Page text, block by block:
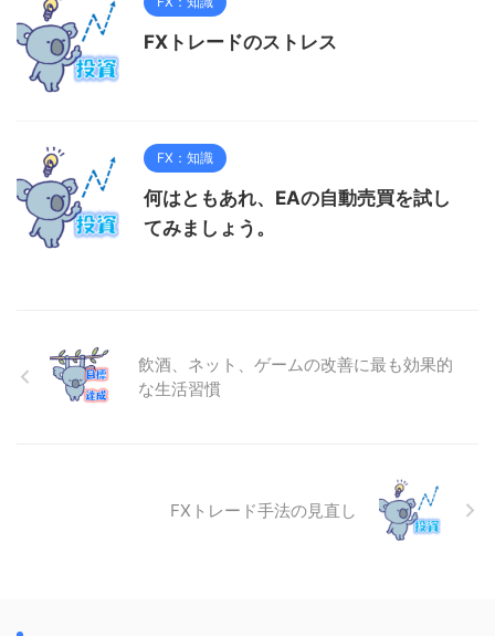
FXトレードのストレス
FX：知識
何はともあれ、EAの自動売買を試し
てみましょう。
飲酒、ネット、ゲームの改善に最も効果的
な生活習慣
FXトレード手法の見直し